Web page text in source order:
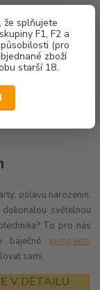
že splňujete
F1, F2 a
(pro
zboží
starší 18.
Menu
oslavu narozenin,
světelnou
To pro nás
báječné kompaktní
sami.
V DETAILU